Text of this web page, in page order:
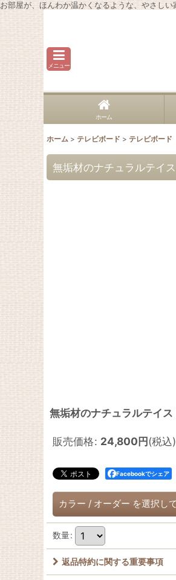
お部屋が、ほんわか温かくなるような、やさ
メニュー
ホーム
ホーム > テレビボード > テレビボー
無垢材のナチュラルテ
無垢材のナチュラルテ
販売価格: 24,800円(税込)
Facebookでシェア
カラー / オーダー を選択し
数量:
返品特約に関する重要事項